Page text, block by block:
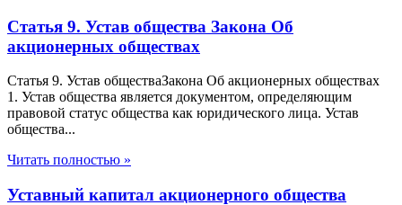
Статья 9. Устав общества Закона Об
акционерных обществах
Статья 9. Устав обществаЗакона Об акционерных обществах
1. Устав общества является документом, определяющим
правовой статус общества как юридического лица. Устав
общества...
Читать полностью »
Уставный капитал акционерного общества